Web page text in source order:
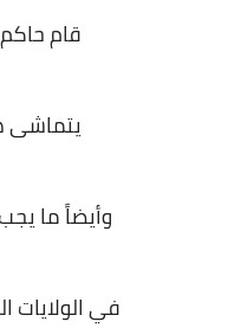
قام
يتماشى
وأيضاً ما
في الولايات